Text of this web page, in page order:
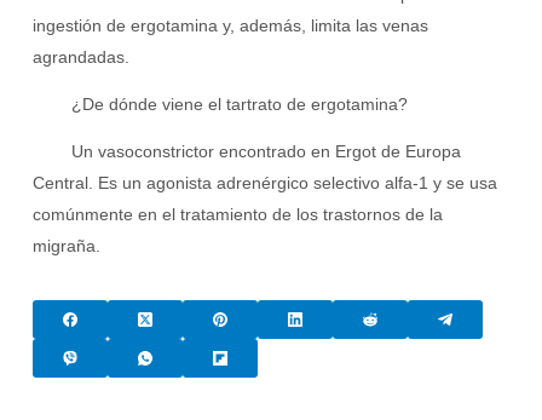
ingestión de ergotamina y, además, limita las venas
agrandadas.
¿De dónde viene el tartrato de ergotamina?
Un vasoconstrictor encontrado en Ergot de Europa
Central. Es un agonista adrenérgico selectivo alfa-1 y se usa
comúnmente en el tratamiento de los trastornos de la
migraña.